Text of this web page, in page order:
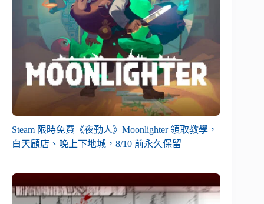
Steam 限時免費《夜勤人》Moonlighter 領取教學，
白天顧店、晚上下地城，8/10 前永久保留